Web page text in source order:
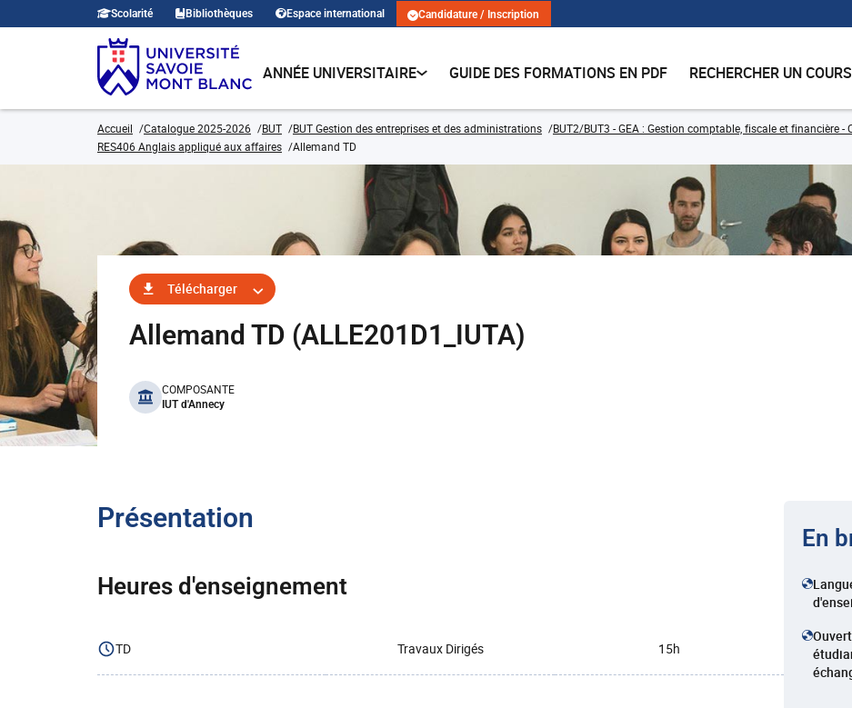
Scolarité Bibliothèques Espace international Candidature / Inscription
ANNÉE UNIVERSITAIRE GUIDE DES FORMATIONS EN PDF RECHERCHER UN COURS
Accueil Catalogue 2025-2026 BUT BUT Gestion des entreprises et des administrations
BUT2/BUT3 - GEA : Gestion comptable, fiscale et financière -
RES406 Anglais appliqué aux affaires
Allemand TD
Télécharger
Allemand TD (ALLE201D1_IUTA)
benefits
COMPOSANTE
IUT d'Annecy
Présentation
Heures d'enseignement
TD Travaux Dirigés 15h
En